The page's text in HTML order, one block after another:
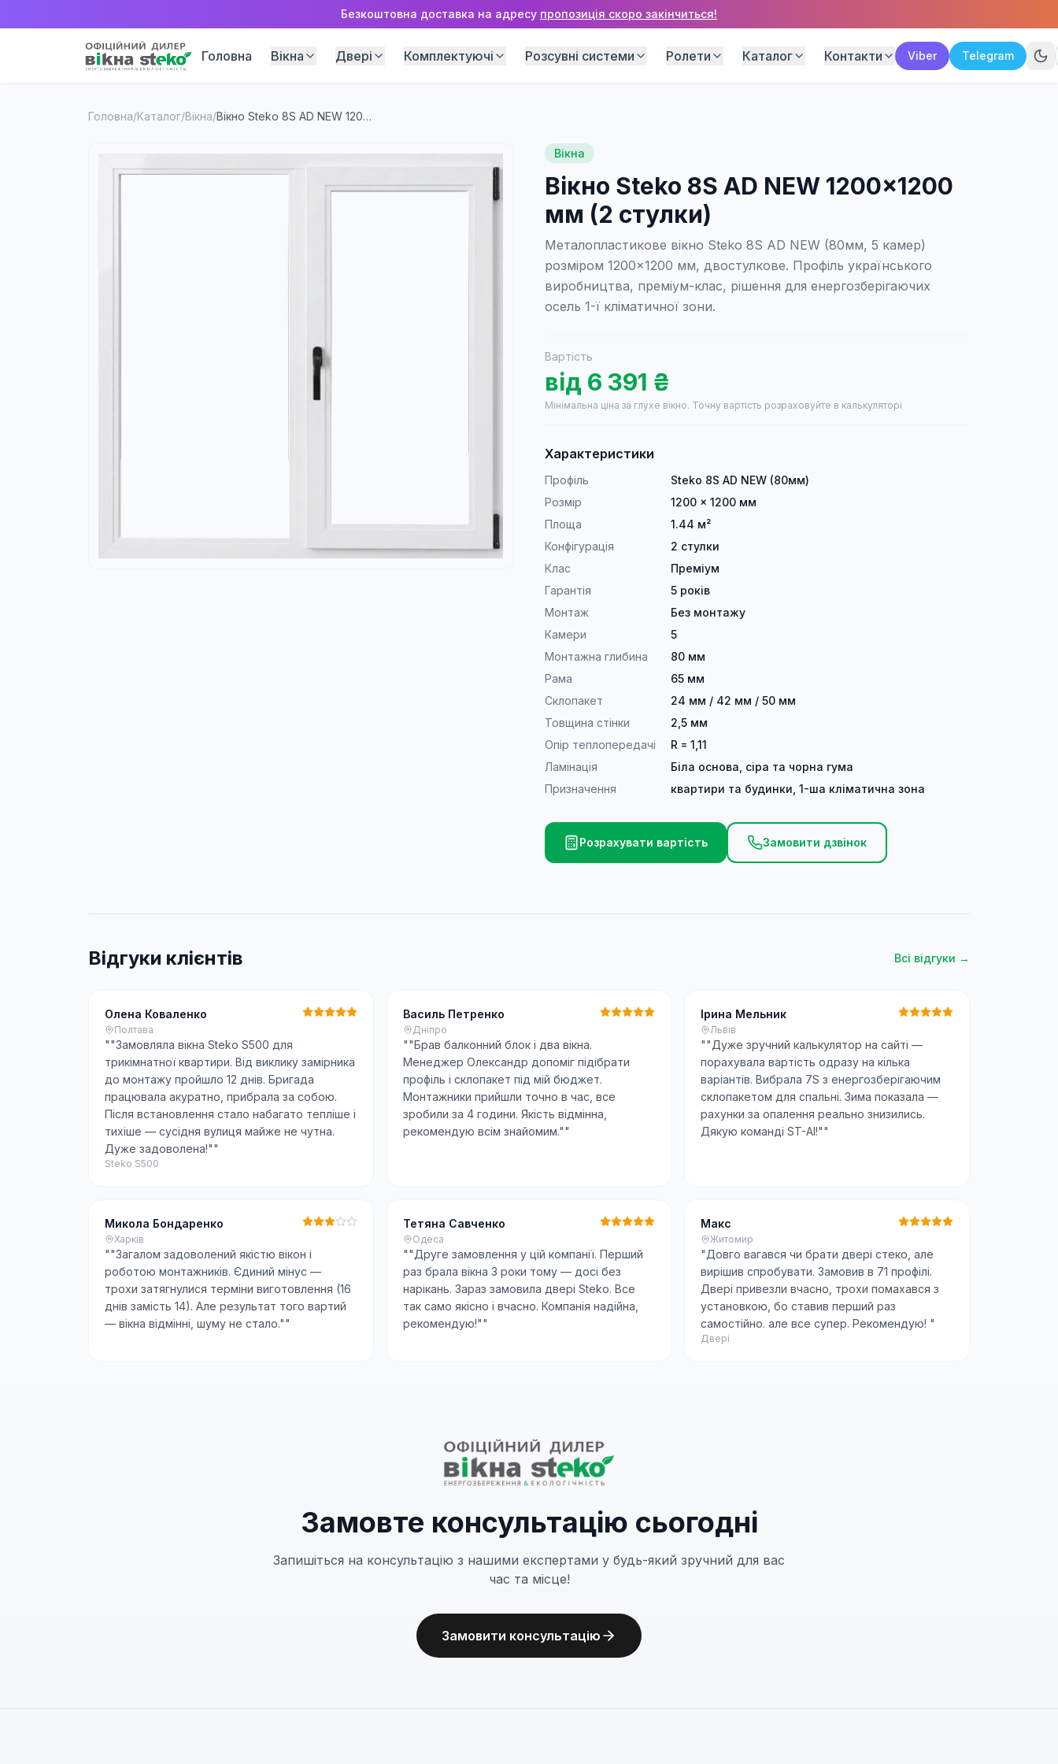
Безкоштовна доставка на адресу пропозиція скоро закінчиться!
Головна Вікна Двері Комплектуючі Розсувні системи Ролети Каталог Контакти Viber Telegram
Головна/Каталог/Вікна/ Вікно Steko 8S AD NEW 1200×1200 мм (2 стулки)
Вікна
Вікно Steko 8S AD NEW 1200×1200
мм (2 стулки)
Металопластикове вікно Steko 8S AD NEW (80мм, 5 камер)
розміром 1200×1200 мм, двостулкове. Профіль українського
виробництва, преміум-клас, рішення для енергозберігаючих
осель 1-ї кліматичної зони.
Вартість
від 6 391 ₴
Мінімальна ціна за глухе вікно. Точну вартість розраховуйте в калькуляторі
Характеристики
Профіль
Steko 8S AD NEW (80мм)
Розмір
1200 × 1200 мм
Площа
1.44 м²
Конфігурація
2 стулки
Клас
Преміум
Гарантія
5 років
Монтаж
Без монтажу
Камери
5
Монтажна глибина
80 мм
Рама
65 мм
Склопакет
24 мм / 42 мм / 50 мм
Товщина стінки
2,5 мм
Опір теплопередачі
R = 1,11
Ламінація
Біла основа, сіра та чорна гума
Призначення
квартири та будинки, 1-ша кліматична зона
Розрахувати вартість Замовити дзвінок
Відгуки клієнтів Всі відгуки →
Олена Коваленко
Полтава
""Замовляла вікна Steko S500 для
трикімнатної квартири. Від виклику замірника
до монтажу пройшло 12 днів. Бригада
працювала акуратно, прибрала за собою.
Після встановлення стало набагато тепліше і
тихіше — сусідня вулиця майже не чутна.
Дуже задоволена!""
Steko S500
Василь Петренко
Дніпро
""Брав балконний блок і два вікна.
Менеджер Олександр допоміг підібрати
профіль і склопакет під мій бюджет.
Монтажники прийшли точно в час, все
зробили за 4 години. Якість відмінна,
рекомендую всім знайомим.""
Ірина Мельник
Львів
""Дуже зручний калькулятор на сайті —
порахувала вартість одразу на кілька
варіантів. Вибрала 7S з енергозберігаючим
склопакетом для спальні. Зима показала —
рахунки за опалення реально знизились.
Дякую команді ST-AI!""
Микола Бондаренко
Харків
""Загалом задоволений якістю вікон і
роботою монтажників. Єдиний мінус —
трохи затягнулися терміни виготовлення (16
днів замість 14). Але результат того вартий
— вікна відмінні, шуму не стало.""
Тетяна Савченко
Одеса
""Друге замовлення у цій компанії. Перший
раз брала вікна 3 роки тому — досі без
нарікань. Зараз замовила двері Steko. Все
так само якісно і вчасно. Компанія надійна,
рекомендую!""
Макс
Житомир
"Довго вагався чи брати двері стеко, але
вирішив спробувати. Замовив в 71 профілі.
Двері привезли вчасно, трохи помахався з
установкою, бо ставив перший раз
самостійно. але все супер. Рекомендую! "
Двері
Замовте консультацію сьогодні
Запишіться на консультацію з нашими експертами у будь-який зручний для вас
час та місце!
Замовити консультацію